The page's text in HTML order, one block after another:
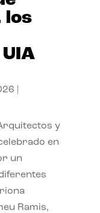
los
y
en
un
Ramis,